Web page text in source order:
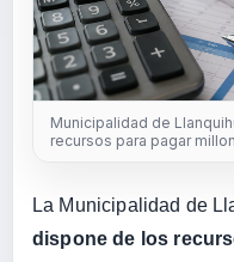
Municipalidad de
recursos para pagar
La Municipalidad de
dispone de los